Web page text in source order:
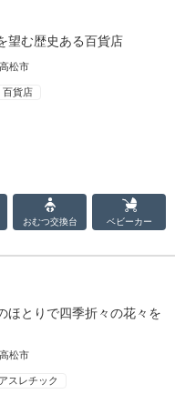
望む歴史ある百貨店
高松市
百貨店
おむつ交換台 ベビーカー
ほとりで四季折々の花々を
高松市
アスレチック